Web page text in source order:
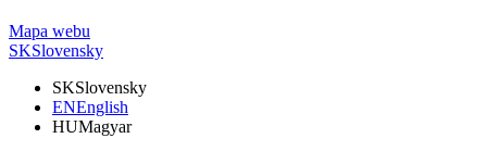
Mapa webu
SKSlovensky
SKSlovensky
ENEnglish
HUMagyar